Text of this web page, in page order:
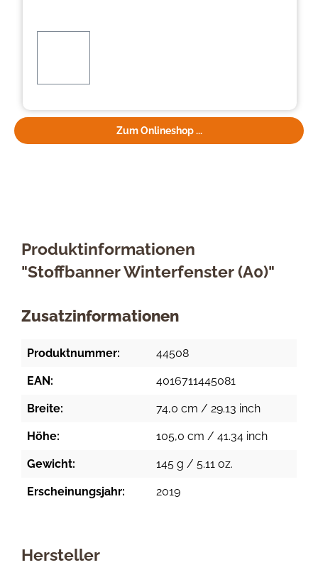
Zum Onlineshop ...
Produktinformationen
"Stoffbanner Winterfenster (A0)"
Zusatzinformationen
Produktnummer: 44508
EAN: 4016711445081
Breite: 74,0 cm / 29.13 inch
Höhe: 105,0 cm / 41.34 inch
Gewicht: 145 g / 5.11 oz.
Erscheinungsjahr: 2019
Hersteller